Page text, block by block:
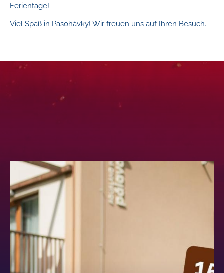
Ferientage!
Viel Spaß in Pasohávky! Wir freuen uns auf Ihren Besuch.